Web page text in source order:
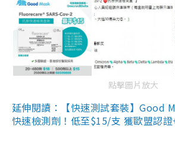
點擊圖片放大
延伸閱讀：【快速測試套裝】Good
快速檢測劑！低至$15/支 獲歐盟認